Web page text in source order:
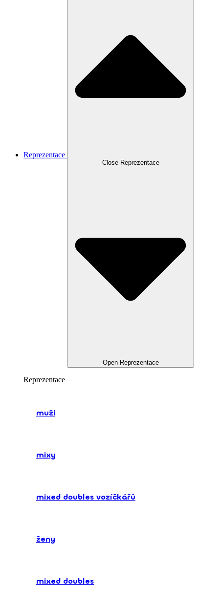
Reprezentace
Close Reprezentace
Open Reprezentace
Reprezentace
muži
mixy
mixed doubles vozíčkářů
ženy
mixed doubles